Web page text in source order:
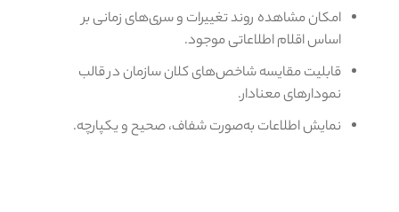
امکان مشاهده روند تغییرات و سری‌های زمانی بر
اساس اقلام اطلاعاتی موجود.
قابلیت مقایسه شاخص‌های کلان سازمان در قالب
نمودارهای معنادار.
نمایش اطلاعات به‌صورت شفاف، صحیح و یکپارچه.